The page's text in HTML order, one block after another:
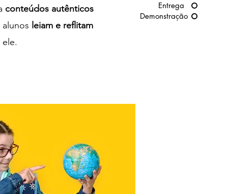
Entrega
Demonstração
conteúdos autênticos
leiam e reflitam